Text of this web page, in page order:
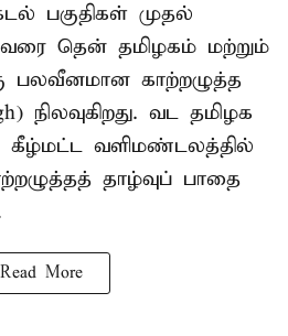
பகுதிகள் முதல்
வரை தென் தமிழகம் மற்றும்
பலவீனமான காற்றழுத்த
நிலவுகிறது. வட தமிழக
கீழ்மட்ட வளிமண்டலத்தில்
தாழ்வுப் பாதை
Read More